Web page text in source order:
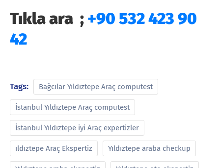
Tıkla ara ; +90 532 423 90
42
Tags: Bağcılar Yıldıztepe Araç computest
İstanbul Yıldıztepe Araç computest
İstanbul Yıldıztepe iyi Araç expertizler
ıldıztepe Araç Ekspertiz Yıldıztepe araba checkup